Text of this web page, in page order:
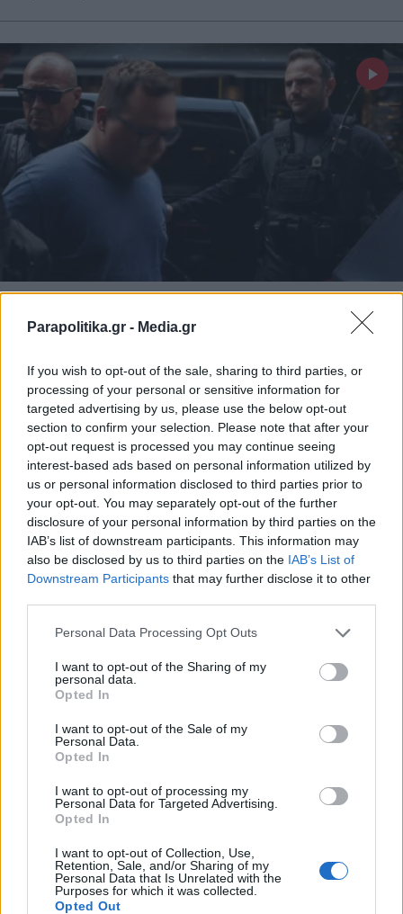
Parapolitika.gr - Media.gr
If you wish to opt-out of the sale, sharing to third parties, or
processing of your personal or sensitive information for
targeted advertising by us, please use the below opt-out
section to confirm your selection. Please note that after your
opt-out request is processed you may continue seeing
interest-based ads based on personal information utilized by
us or personal information disclosed to third parties prior to
your opt-out. You may separately opt-out of the further
disclosure of your personal information by third parties on the
IAB’s list of downstream participants. This information may
also be disclosed by us to third parties on the IAB’s List of
Downstream Participants that may further disclose it to other
Personal Data Processing Opt Outs
I want to opt-out of the Sharing of my
personal data.
Opted In
I want to opt-out of the Sale of my
Personal Data.
Opted In
I want to opt-out of processing my
Personal Data for Targeted Advertising.
Opted In
I want to opt-out of Collection, Use,
Retention, Sale, and/or Sharing of my
Personal Data that Is Unrelated with the
Purposes for which it was collected.
Opted Out
PARAPOLITIKA NEWSROOM
πατέρας του θύματος και παππούς του
δράστη - "Ο άνθρωπος αγριεύει, άμα δει
αίμα"
Εγγραφή στο newsletter
Αποδέχομαι τους
και την πολιτική απορρήτου
X